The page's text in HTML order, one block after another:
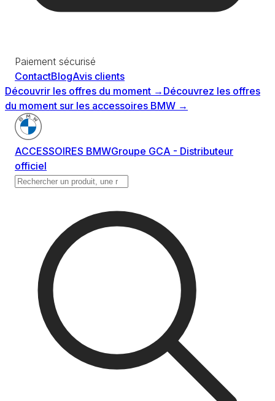
Paiement sécurisé
ContactBlogAvis clients
Découvrir les offres du moment → Découvrez les offres
du moment sur les accessoires BMW →
ACCESSOIRES BMWGroupe GCA - Distributeur
officiel